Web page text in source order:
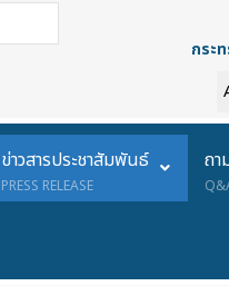
กระ
ข่าวสารประชาสัมพันธ์
PRESS RELEASE
ถ